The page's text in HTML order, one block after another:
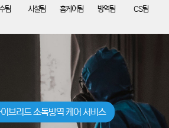
팀 46
시설팀 78
홈케어팀 56
방역팀 35
CS팀
브리드 소독방역 케어 서비스